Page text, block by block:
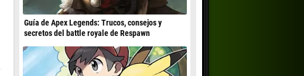
Guía de Apex Legends: Trucos, consejos y
secretos del battle royale de Respawn